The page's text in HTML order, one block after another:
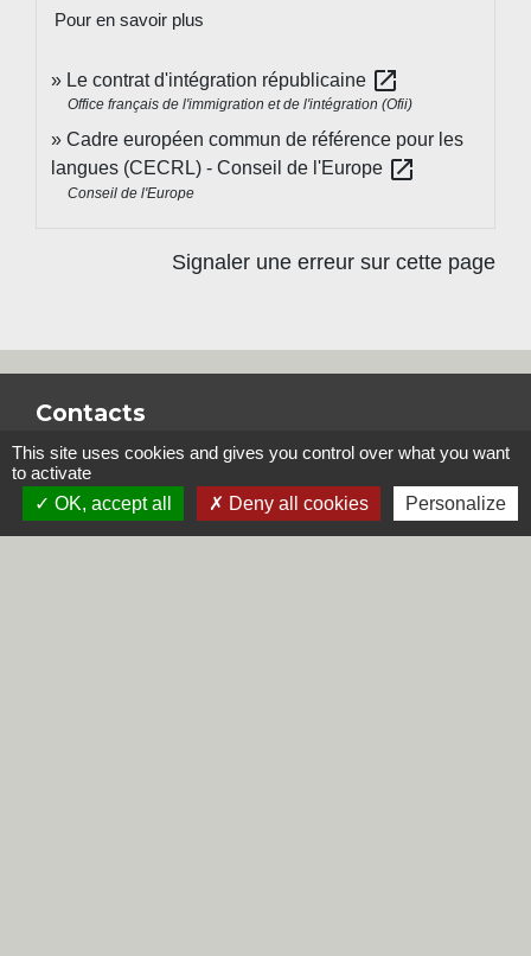
Pour en savoir plus
Le contrat d'intégration républicaine open_in_new
Office français de l'immigration et de l'intégration (Ofii)
Cadre européen commun de référence pour les
langues (CECRL) - Conseil de l'Europe open_in_new
Conseil de l'Europe
Signaler une erreur sur cette page
Contacts
Commune de Steene
Rue de la Mairie
59380 Steene - FRANCE
This site uses cookies and gives you control over what you want
to activate
OK, accept all
Deny all cookies Personalize